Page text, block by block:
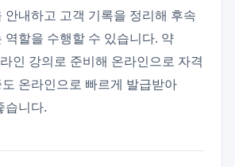
안내하고 고객 기록을 정리해 후속
역할을 수행할 수 있습니다. 약
인 강의로 준비해 온라인으로 자격
온라인으로 빠르게 발급받아
습니다.